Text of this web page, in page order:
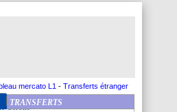
mercato L1 - Transferts étranger
TRANSFERTS
de l'OL
Gérone